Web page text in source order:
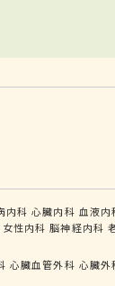
内科 心臓内科 血液内
女性内科 脳神経内科
心臓血管外科 心臓外